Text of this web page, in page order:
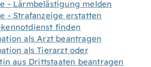
- Lärmbelästigung melden
- Strafanzeige erstatten
finden
als Arzt beantragen
als Tierarzt oder
aus Drittstaaten beantragen